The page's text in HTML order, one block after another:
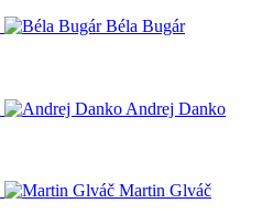
Béla Bugár
Andrej Danko
Martin Glváč